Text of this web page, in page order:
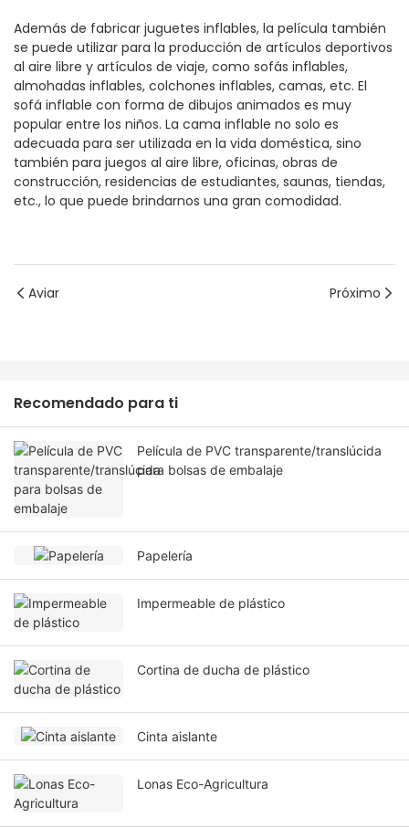
Además de fabricar juguetes inflables, la película también
se puede utilizar para la producción de artículos deportivos
al aire libre y artículos de viaje, como sofás inflables,
almohadas inflables, colchones inflables, camas, etc. El
sofá inflable con forma de dibujos animados es muy
popular entre los niños. La cama inflable no solo es
adecuada para ser utilizada en la vida doméstica, sino
también para juegos al aire libre, oficinas, obras de
construcción, residencias de estudiantes, saunas, tiendas,
etc., lo que puede brindarnos una gran comodidad.
Aviar Próximo
Recomendado para ti
Película de PVC transparente/translúcida
para bolsas de embalaje
Papelería
Impermeable de plástico
Cortina de ducha de plástico
Cinta aislante
Lonas Eco-Agricultura